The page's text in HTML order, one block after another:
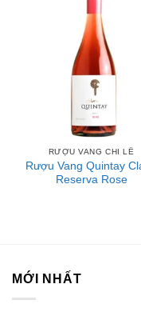
RƯỢU VANG CHI LÊ
Rượu Vang Quintay
Reserva Rose
MỚI NHẤT